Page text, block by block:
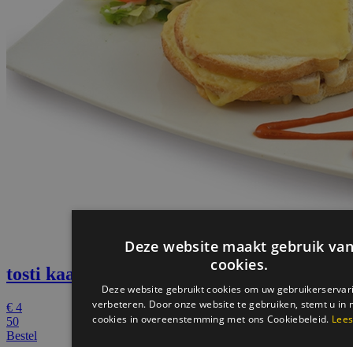
tosti kaas
€ 4
50
Bestel
Deze website maakt gebruik
cookies.
Deze website gebruikt cookies om uw
verbeteren. Door onze website te gebruiken, stemt u in
cookies in overeenstemming met ons Cookiebeleid.